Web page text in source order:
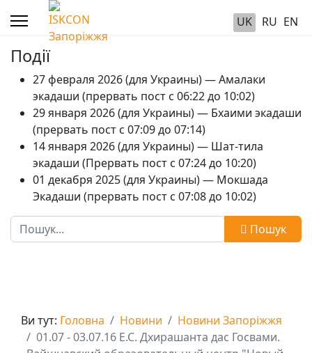
UK RU EN
Події
27 февраля 2026 (для Украины) — Амалаки
экадаши (прервать пост с 06:22 до 10:02)
29 января 2026 (для Украины) — Бхаими экадаши
(прервать пост с 07:09 до 07:14)
14 января 2026 (для Украины) — Шат-тила
экадаши (Прервать пост с 07:24 до 10:20)
01 декабря 2025 (для Украины) — Мокшада
Экадаши (прервать пост с 07:08 до 10:02)
Пошук
Пошук
Ви тут: Головна Новини
Новини Запоріжжя
01.07 - 03.07.16 Е.С. Дхирашанта дас Госвами.